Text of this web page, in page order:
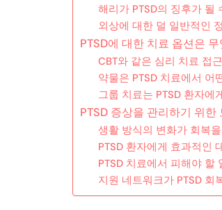
해리가 PTSD의 징후가 될
외상에 대한 덜 일반적인
PTSD에 대한 치료 옵션은
CBT와 같은 심리 치료 접
약물은 PTSD 치료에서 어
그룹 치료는 PTSD 환자에
PTSD 증상을 관리하기 위
생활 방식의 변화가 회복
PTSD 환자에게 효과적인
PTSD 치료에서 피해야 할
지원 네트워크가 PTSD 회